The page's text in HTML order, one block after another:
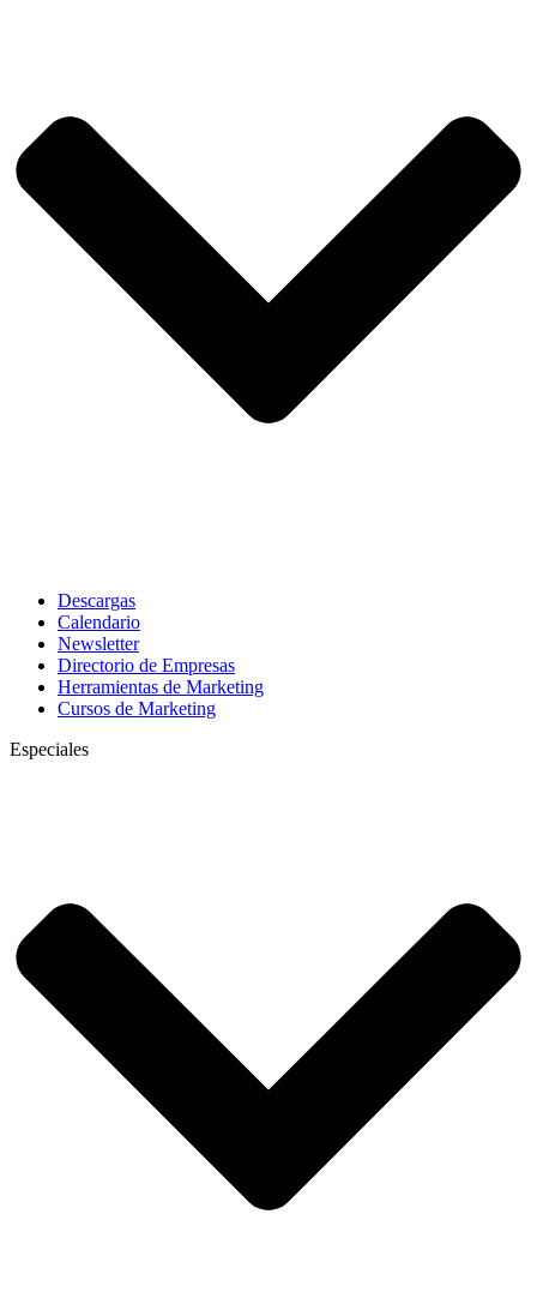
Descargas
Calendario
Newsletter
Directorio de Empresas
Herramientas de Marketing
Cursos de Marketing
Especiales